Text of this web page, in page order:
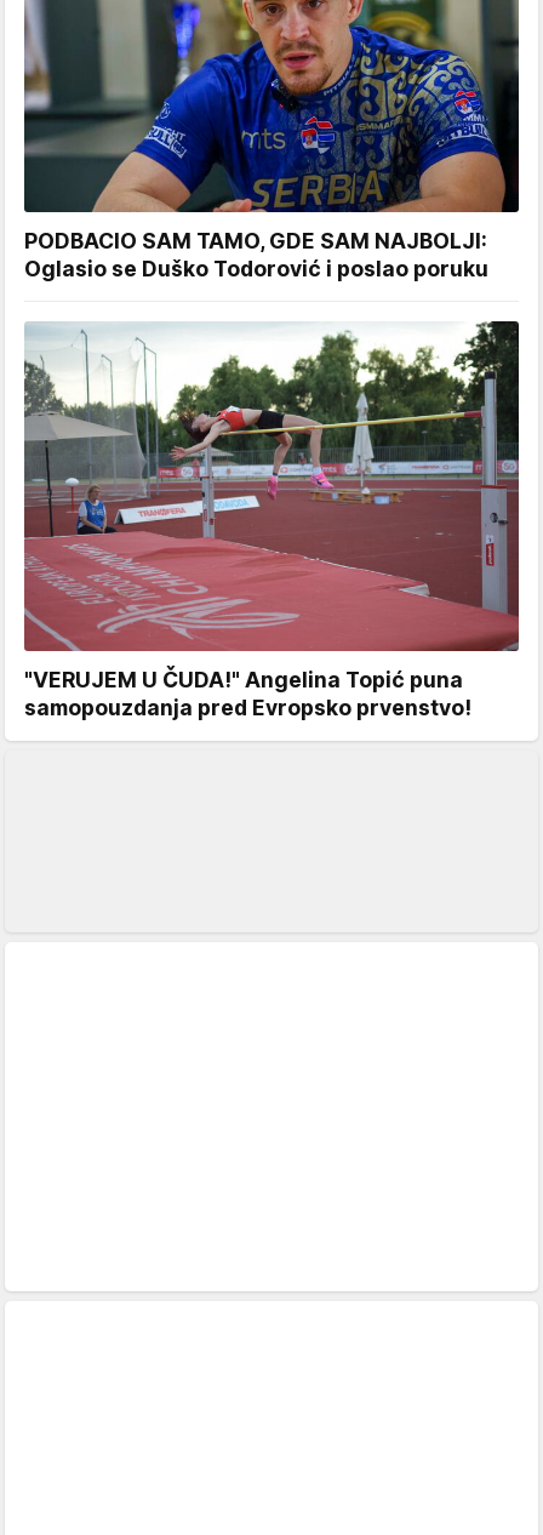
PODBACIO SAM TAMO, GDE SAM NAJBOLJI:
Oglasio se Duško Todorović i poslao poruku
"VERUJEM U ČUDA!" Angelina Topić puna
samopouzdanja pred Evropsko prvenstvo!